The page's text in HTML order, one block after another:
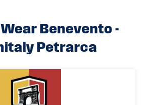
Wear Benevento -
Petrarca